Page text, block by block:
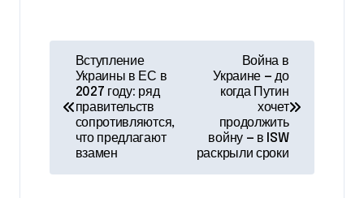
Вступление
Украины в ЕС в
2027 году: ряд
правительств
сопротивляются,
что предлагают
взамен
Война в
Украине — до
когда Путин
хочет
продолжить
войну — в ISW
раскрыли сроки